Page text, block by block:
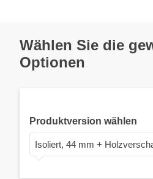
Wählen Sie die
Optionen
Produktversion wählen
Isoliert, 44 mm +